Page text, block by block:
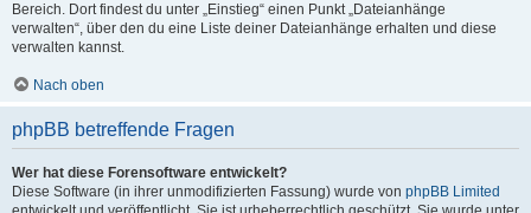
Bereich. Dort findest du unter „Einstieg“ einen Punkt „Dateianhänge
verwalten“, über den du eine Liste deiner Dateianhänge erhalten und diese
verwalten kannst.
Nach oben
phpBB betreffende Fragen
Wer hat diese Forensoftware entwickelt?
Diese Software (in ihrer unmodifizierten Fassung) wurde von phpBB Limited